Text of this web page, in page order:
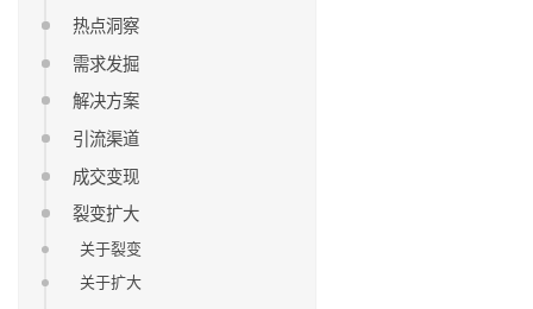
热点洞察
需求发掘
解决方案
引流渠道
成交变现
裂变扩大
关于裂变
关于扩大